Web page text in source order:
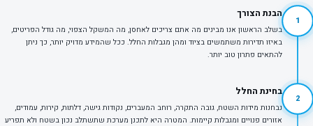
1
הבנת הצורך
בשלב הראשון אנו מבינים מה אתם צריכים לאחסן, מה המשקל הצפוי, מה גודל הפריטים,
באיזו תדירות משתמשים בציוד ומהן מגבלות החלל. ככל שהמידע מדויק יותר, כך ניתן
להתאים פתרון טוב יותר.
2
בחינת החלל
נבחנות מידות השטח, גובה התקרה, רוחב המעברים, נקודות גישה, דלתות, קירות, עמודים,
אזורים פנויים ומגבלות קיימות. המטרה היא לתכנן מערכת שתשתלב נכון בשטח ולא תפריע